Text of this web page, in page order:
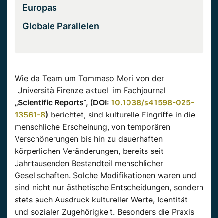
Europas
Globale Parallelen
Wie da Team um Tommaso Mori von der
Università Firenze aktuell im Fachjournal
„Scientific Reports“, (DOI: 10.1038/s41598-025-
13561-8) berichtet, sind kulturelle Eingriffe in die
menschliche Erscheinung, von temporären
Verschönerungen bis hin zu dauerhaften
körperlichen Veränderungen, bereits seit
Jahrtausenden Bestandteil menschlicher
Gesellschaften. Solche Modifikationen waren und
sind nicht nur ästhetische Entscheidungen, sondern
stets auch Ausdruck kultureller Werte, Identität
und sozialer Zugehörigkeit. Besonders die Praxis